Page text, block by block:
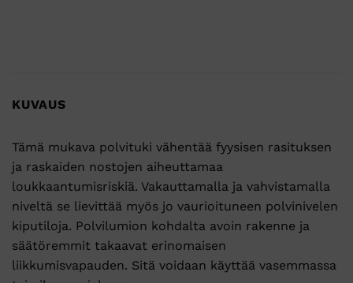
KUVAUS
Tämä mukava polvituki vähentää fyysisen rasituksen
ja raskaiden nostojen aiheuttamaa
loukkaantumisriskiä. Vakauttamalla ja vahvistamalla
niveltä se lievittää myös jo vaurioituneen polvinivelen
kiputiloja. Polvilumion kohdalta avoin rakenne ja
säätöremmit takaavat erinomaisen
liikkumisvapauden. Sitä voidaan käyttää vasemmassa